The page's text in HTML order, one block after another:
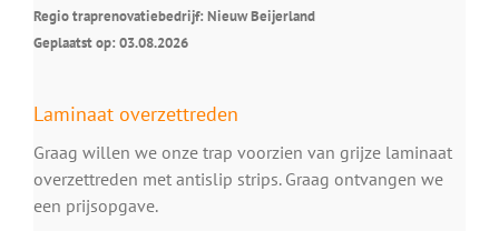
Regio traprenovatiebedrijf: Nieuw Beijerland
Geplaatst op: 03.08.2026
Laminaat overzettreden
Graag willen we onze trap voorzien van grijze laminaat
overzettreden met antislip strips. Graag ontvangen we
een prijsopgave.